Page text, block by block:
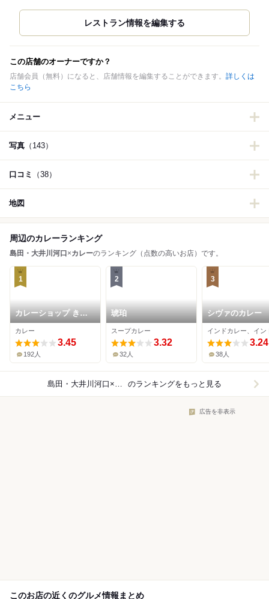
この店舗のオーナーですか？
店舗会員（無料）になると、店舗情報を編集することができます。 詳しくは
こちら
メニュー
写真 （143）
口コミ （38）
地図
周辺のカレーランキング
島田・大井川河口 ×カレーのランキング（点数の高いお店）です。
1
カレーショップ きし
ばた
カレー
3.45
192人
2
琥珀
スープカレー
3.32
32人
3
シヴァのカレー
3.24
38人
島田・大井川河口×カレー のランキングをもっと見る
広告を非表示
このお店の近くのグルメ情報まとめ